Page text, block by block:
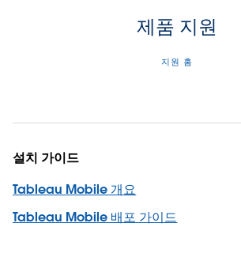
제품 지원
지원 홈
설치 가이드
Tableau Mobile 개요
Tableau Mobile 배포 가이드